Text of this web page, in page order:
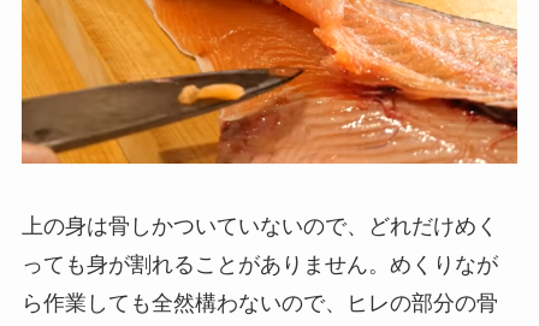
上の身は骨しかついていないので、どれだけめく
っても身が割れることがありません。めくりなが
ら作業しても全然構わないので、ヒレの部分の骨